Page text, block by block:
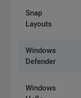
Snap
Layouts
Windows
Defender
Windows